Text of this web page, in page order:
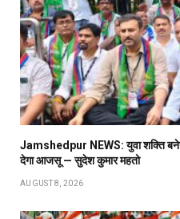
Jamshedpur NEWS: युवा शक्ति
देगा आजसू — सुदेश कुमार महतो
AUGUST 8, 2026